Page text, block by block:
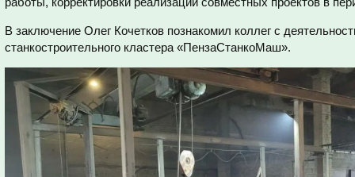
В заключение Олег Кочетков познакомил коллег с
станкостроительного кластера «ПензаСтанкоМаш».